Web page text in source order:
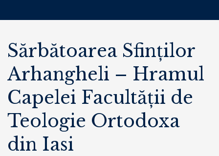
Sărbătoarea Sfinților
Arhangheli – Hramul
Capelei Facultății de
Teologie Ortodoxa
din Iasi